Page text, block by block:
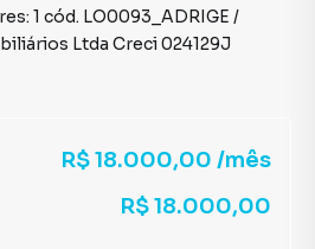
1 cód. LO0093_ADRIGE /
Ltda Creci024129J
R$ 18.000,00 /mês
R$ 18.000,00